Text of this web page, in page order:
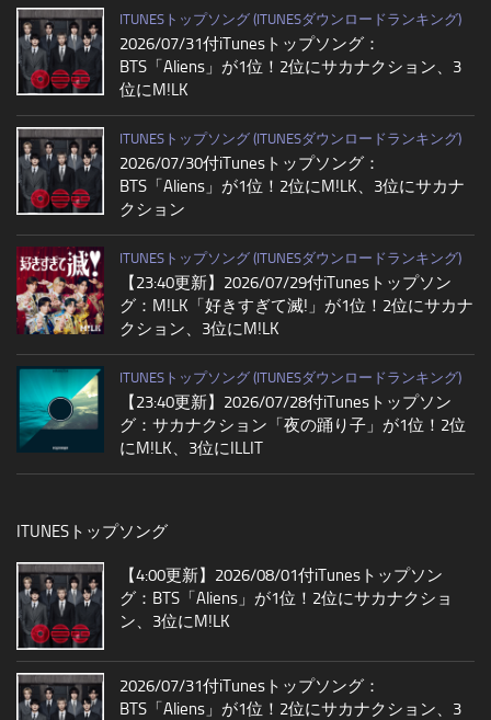
ITUNESトップソング (ITUNESダウンロードランキング)
2026/07/31付iTunesトップソング：
BTS「Aliens」が1位！2位にサカナクション、3
位にM!LK
ITUNESトップソング (ITUNESダウンロードランキング)
2026/07/30付iTunesトップソング：
BTS「Aliens」が1位！2位にM!LK、3位にサカナ
クション
ITUNESトップソング (ITUNESダウンロードランキング)
【23:40更新】2026/07/29付iTunesトップソン
グ：M!LK「好きすぎて滅!」が1位！2位にサカナ
クション、3位にM!LK
ITUNESトップソング (ITUNESダウンロードランキング)
【23:40更新】2026/07/28付iTunesトップソン
グ：サカナクション「夜の踊り子」が1位！2位
にM!LK、3位にILLIT
ITUNESトップソング
【4:00更新】2026/08/01付iTunesトップソン
グ：BTS「Aliens」が1位！2位にサカナクショ
ン、3位にM!LK
2026/07/31付iTunesトップソング：
BTS「Aliens」が1位！2位にサカナクション、3